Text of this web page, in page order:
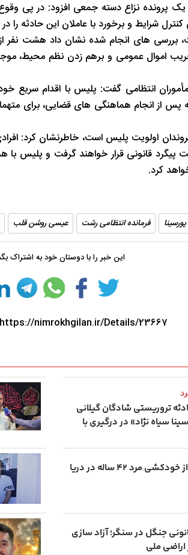
پرونده نزاع دسته جمعی افزود: در پی وقوع
شرایط و برخورد با عاملان این حادثه را در
بررسی های انجام شده نشان داد هشت نفر
اموال عمومی و برهم زدن نظم محیط،
انتظامی گفت: پلیس با اقدام سریع
پس از انجام هماهنگی های قضایی، برای
اولویت پلیس است، خاطرنشان
قانونی قرار خواهند گرفت و پلیس با
کرد.
فرمانده انتظامی رشت عیسی روشن قلب
این خبر را با دوستان خود به اشتراک
https://nimrokhgilan.ir/Details/23667
تروریستی شادگان گیلانی
سیاه‌ نژاد» در درگیری با
پلیس تالش مانع از خودکشی مرد ۴۲ ساله در دریا
جنگل در سنگر؛ آزاد سازی
شب های همیشه